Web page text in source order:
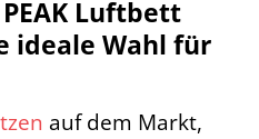
Luftbett
ideale Wahl für
auf dem Markt,